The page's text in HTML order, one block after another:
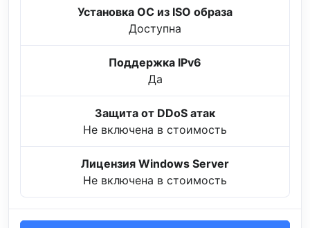
Установка ОС из ISO образа
Доступна
Поддержка IPv6
Да
Защита от DDoS атак
Не включена в стоимость
Лицензия Windows Server
Не включена в стоимость